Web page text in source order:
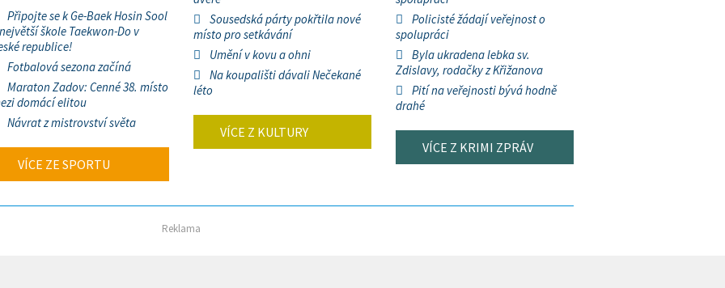
Připojte se k Ge-Baek Hosin Sool
škole Taekwon-Do v
republice!
Fotbalová sezona začíná
Maraton Zadov: Cenné 38. místo
domácí elitou
Návrat z mistrovství světa
VÍCE ZE SPORTU
Sousedská párty pokřtila nové
místo pro setkávání
Umění v kovu a ohni
Na koupališti dávali Nečekané
léto
VÍCE Z KULTURY
Policisté žádají veřejnost o
spolupráci
Byla ukradena lebka sv.
Zdislavy, rodačky z Křižanova
Pití na veřejnosti bývá hodně
drahé
VÍCE Z KRIMI ZPRÁV
Reklama